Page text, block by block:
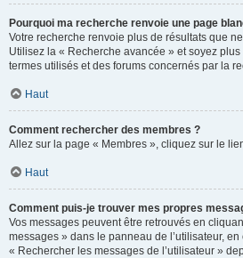
Pourquoi ma recherche renvoie une page
Votre recherche renvoie plus de résultats que
Utilisez la « Recherche avancée » et soyez
termes utilisés et des forums concernés par la
Haut
Comment rechercher des membres ?
Allez sur la page « Membres », cliquez sur le
Haut
Comment puis-je trouver mes propres
Vos messages peuvent être retrouvés en
messages » dans le panneau de l’utilisateur,
« Rechercher les messages de l’utilisateur »